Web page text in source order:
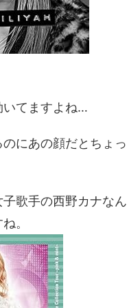
いてますよね…
にあの顔だとちょっ
歌手の西野カナなん
。